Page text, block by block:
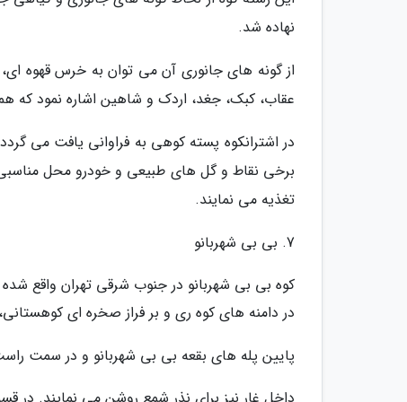
نهاده شد.
از گونه های جانوری آن می توان به خرس قهوه ای،
عقاب، کبک، جغد، اردک و شاهین اشاره نمود
در اشترانکوه پسته کوهی به فراوانی یافت می
برخی نقاط و گل های طبیعی و خودرو محل مناسبی
تغذیه می نمایند.
7. بی بی شهربانو
کوه بی بی شهربانو در جنوب شرقی تهران واقع
در دامنه های کوه ری و بر فراز صخره ای
پایین پله های بقعه بی بی شهربانو و در سمت